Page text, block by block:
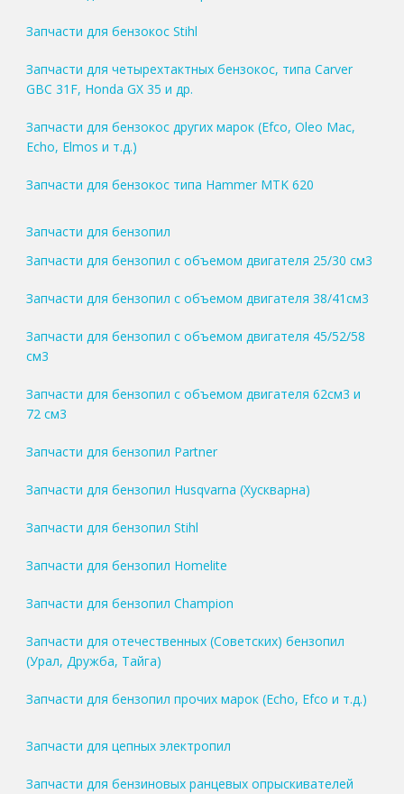
Запчасти для бензокос Stihl
Запчасти для четырехтактных бензокос, типа Carver
GBC 31F, Honda GX 35 и др.
Запчасти для бензокос других марок (Efco, Oleo Mac,
Echo, Elmos и т.д.)
Запчасти для бензокос типа Hammer MTK 620
Запчасти для бензопил
Запчасти для бензопил с объемом двигателя 25/30 см3
Запчасти для бензопил с объемом двигателя 38/41см3
Запчасти для бензопил с объемом двигателя 45/52/58
см3
Запчасти для бензопил с объемом двигателя 62см3 и
72 см3
Запчасти для бензопил Partner
Запчасти для бензопил Husqvarna (Хускварна)
Запчасти для бензопил Stihl
Запчасти для бензопил Homelite
Запчасти для бензопил Champion
Запчасти для отечественных (Советских) бензопил
(Урал, Дружба, Тайга)
Запчасти для бензопил прочих марок (Echo, Efco и т.д.)
Запчасти для цепных электропил
Запчасти для бензиновых ранцевых опрыскивателей